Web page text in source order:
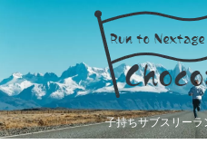
子持ちサブスリー